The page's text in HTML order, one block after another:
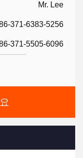
Mr. Lee
371-6383-5256
371-5505-6096